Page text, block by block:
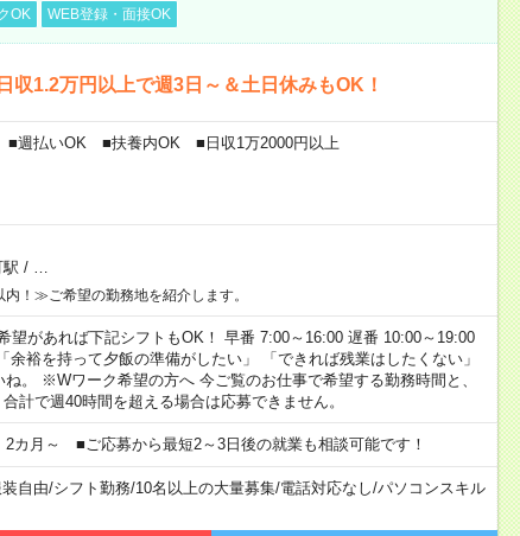
OK WEB登録・面接OK
1.2万円以上で週3日～＆土日休みもOK！
■週払いOK ■扶養内OK ■日収1万2000円以上
駅 /
！≫ご希望の勤務地を紹介します。
望があれば下記シフトもOK！ 早番 7:00～16:00 遅番 10:00～19:00
余裕を持って夕飯の準備がしたい」 「できれば残業はしたくない」
。 ※Wワーク希望の方へ 今ご覧のお仕事で希望する勤務時間と、
計で週40時間を超える場合は応募できません。
2カ月～ ■ご応募から最短2～3日後の就業も相談可能です！
自由/シフト勤務/10名以上の大量募集/電話対応なし/パソコンスキル